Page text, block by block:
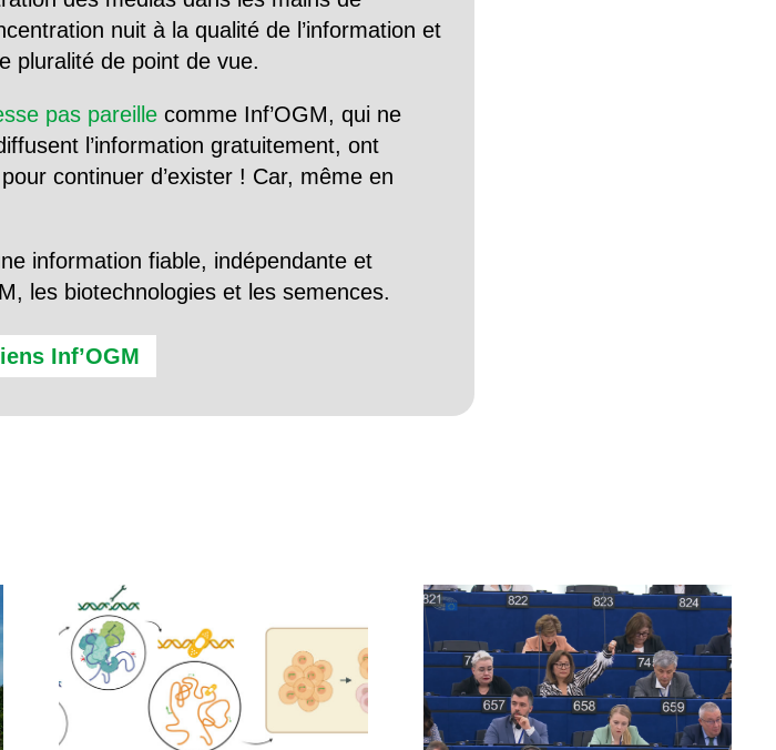
nuit à la qualité de l’information et
pluralité de point de vue.
pas pareille comme Inf’OGM, qui ne
l’information gratuitement, ont
continuer d’exister ! Car, même en
information fiable, indépendante et
les biotechnologies et les semences.
Inf’OGM